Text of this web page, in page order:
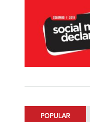
POPULAR